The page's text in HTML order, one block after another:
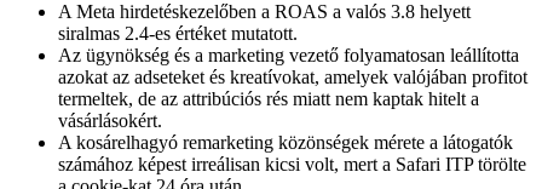
A Meta hirdetéskezelőben a ROAS a valós 3.8 helyett
siralmas 2.4-es értéket mutatott.
Az ügynökség és a marketing vezető folyamatosan leállította
azokat az adseteket és kreatívokat, amelyek valójában profitot
termeltek, de az attribúciós rés miatt nem kaptak hitelt a
vásárlásokért.
A kosárelhagyó remarketing közönségek mérete a látogatók
számához képest irreálisan kicsi volt, mert a Safari ITP törölte